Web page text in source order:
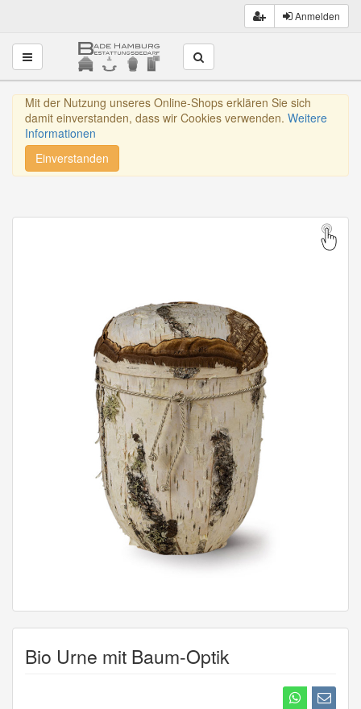
Anmelden
Toggle navigation
Mit der Nutzung unseres Online-Shops erklären Sie sich
damit einverstanden, dass wir Cookies verwenden. Weitere
Informationen
Einverstanden
Bio Urne mit Baum-Optik